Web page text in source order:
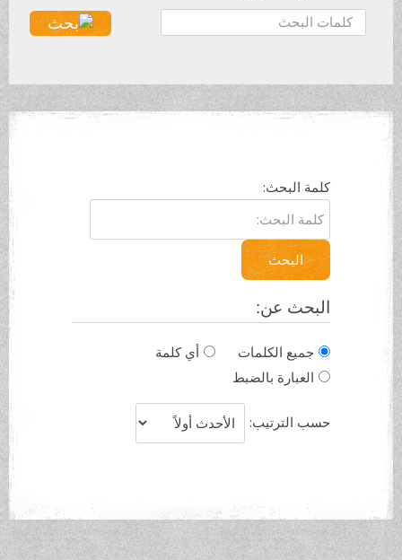
ح
ث
.
كلمة البحث:
البحث
البحث عن:
جميع الكلمات
أي كلمة
العبارة بالضبط
حسب الترتيب: